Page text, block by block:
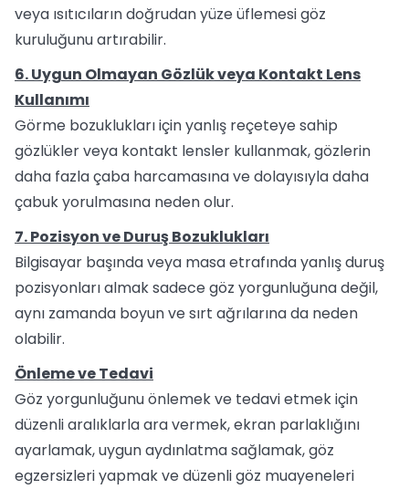
veya ısıtıcıların doğrudan yüze üflemesi göz
kuruluğunu artırabilir.
6. Uygun Olmayan Gözlük veya Kontakt Lens
Kullanımı
Görme bozuklukları için yanlış reçeteye sahip
gözlükler veya kontakt lensler kullanmak, gözlerin
daha fazla çaba harcamasına ve dolayısıyla daha
çabuk yorulmasına neden olur.
7. Pozisyon ve Duruş Bozuklukları
Bilgisayar başında veya masa etrafında yanlış duruş
pozisyonları almak sadece göz yorgunluğuna değil,
aynı zamanda boyun ve sırt ağrılarına da neden
olabilir.
Önleme ve Tedavi
Göz yorgunluğunu önlemek ve tedavi etmek için
düzenli aralıklarla ara vermek, ekran parlaklığını
ayarlamak, uygun aydınlatma sağlamak, göz
egzersizleri yapmak ve düzenli göz muayeneleri